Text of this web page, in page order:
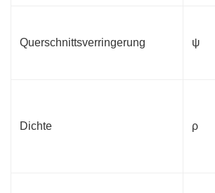
Querschnittsverringerung ψ
Dichte ρ